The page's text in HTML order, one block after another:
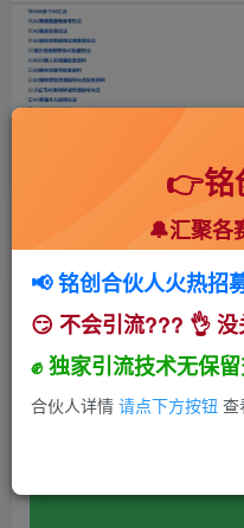
首页 🍻会员专享 🆓网创项目
抖音财神祝福壁纸号
500+不用抖音实名可多
小助手
👉铭
🔔汇聚各
📢 铭创合伙人火热招
😏 不会引流??? 👌
✊ 独家引流技术无保
合伙人详情 请点下方按钮 查